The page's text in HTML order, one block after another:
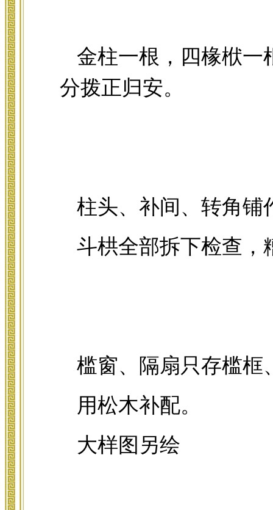
金柱一根，四椽栿一
分拨正归安。
柱头、补间、转角铺
斗栱全部拆下检查，
槛窗、隔扇只存槛框
用松木补配。
大样图另绘